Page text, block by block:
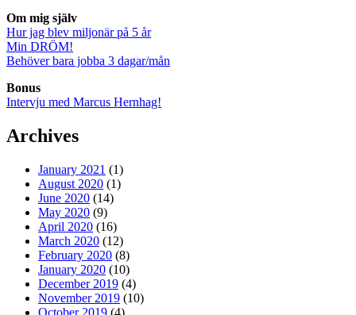
Om mig själv
Hur jag blev miljonär på 5 år
Min DRÖM!
Behöver bara jobba 3 dagar/mån
Bonus
Intervju med Marcus Hernhag!
Archives
January 2021 (1)
August 2020 (1)
June 2020 (14)
May 2020 (9)
April 2020 (16)
March 2020 (12)
February 2020 (8)
January 2020 (10)
December 2019 (4)
November 2019 (10)
October 2019 (4)